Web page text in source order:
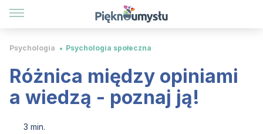
Psychologia Psychologia społeczna
Różnica między opiniami
a wiedzą - poznaj ją!
3 min.